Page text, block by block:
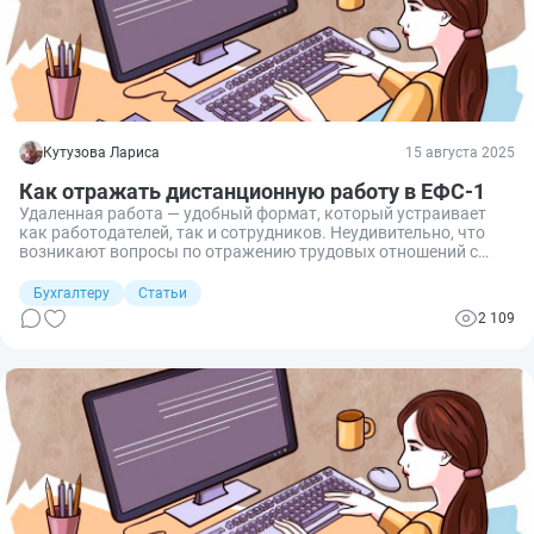
Кутузова Лариса 15 августа 2025
Как отражать дистанционную работу в ЕФС-1
Удаленная работа — удобный формат, который устраивает
как работодателей, так и сотрудников. Неудивительно, что
возникают вопросы по отражению трудовых отношений с
Расскажу, как в отчете ЕФС-1 отразить кадровое мероприятие
по приему и переводу сотрудника на «удаленку» и обратно на
стационарное рабочее место.
Бухгалтеру
Статьи
2 109